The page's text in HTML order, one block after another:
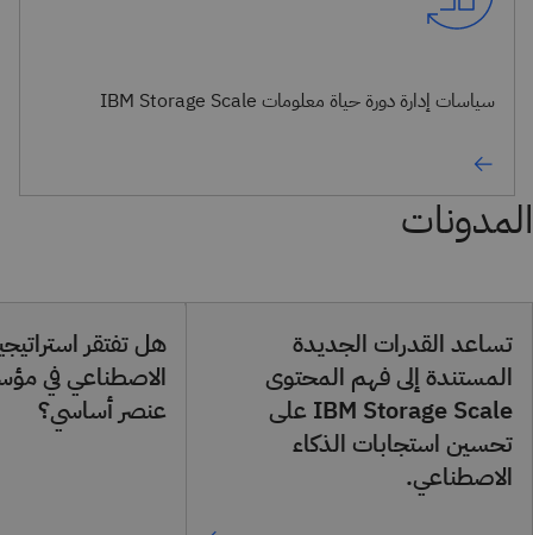
سياسات إدارة دورة حياة معلومات IBM Storage Scale
المدونات
تساعد القدرات الجديدة
المستندة إلى فهم المحتوى
IBM Storage Scale على
تحسين استجابات الذكاء
الاصطناعي.
هل تفتقر
الاصطناعي في
عنصر أساسي؟